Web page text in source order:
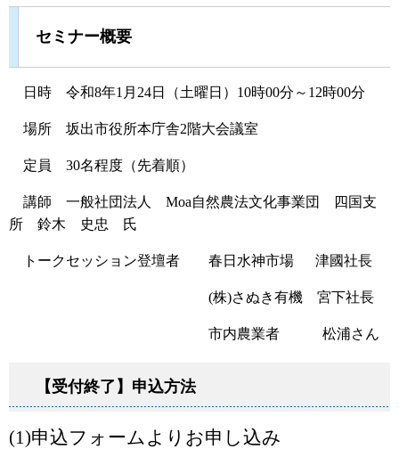
セミナー概要
日時 令和8年1月24日（土曜日）10時00分～12時00分
場所 坂出市役所本庁舎2階大会議室
定員 30名程度（先着順）
講師 一般社団法人 Moa自然農法文化事業団 四国支
所 鈴木 史忠 氏
トークセッション登壇者 春日水神市場 津國社長
(株)さぬき有機 宮下社長
市内農業者 松浦さん
【受付終了】申込方法
(1)申込フォームよりお申し込み